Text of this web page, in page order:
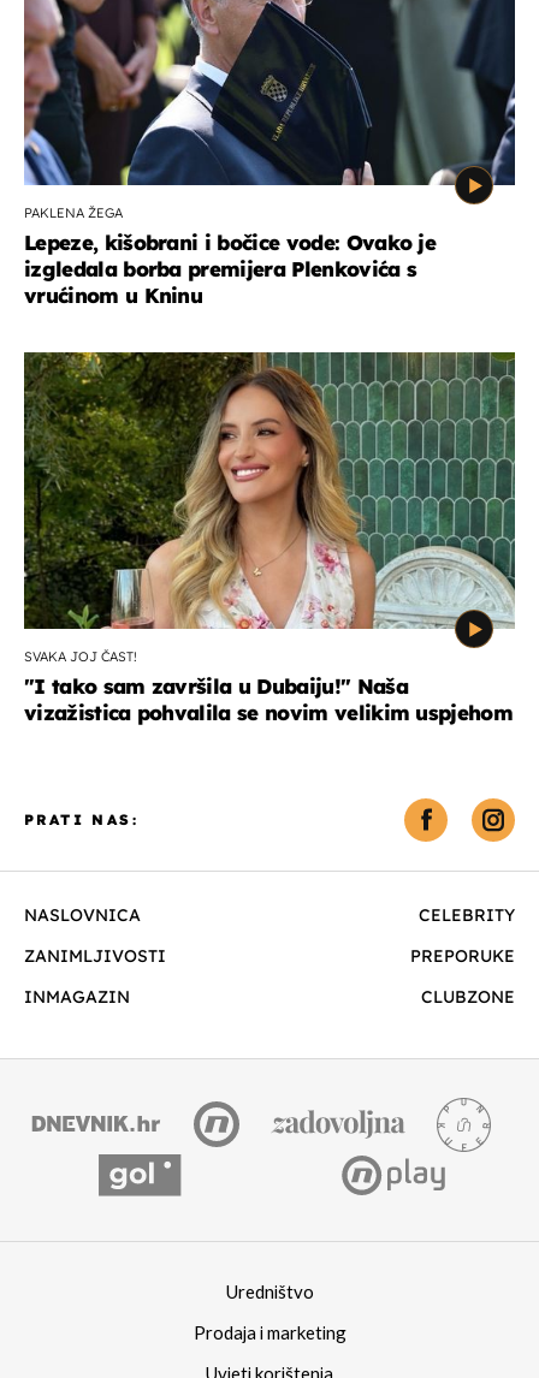
PAKLENA ŽEGA
Lepeze, kišobrani i bočice vode: Ovako je
izgledala borba premijera Plenkovića s
vrućinom u Kninu
SVAKA JOJ ČAST!
"I tako sam završila u Dubaiju!" Naša
vizažistica pohvalila se novim velikim uspjehom
NASLOVNICA
CELEBRITY
ZANIMLJIVOSTI
PREPORUKE
INMAGAZIN
CLUBZONE
PRATI NAS:
Uredništvo
Prodaja i marketing